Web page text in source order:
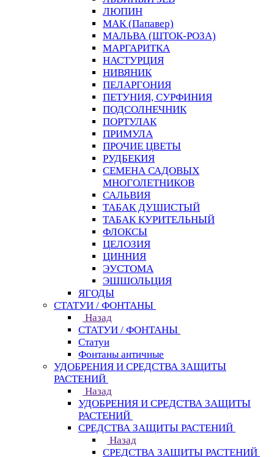
ЛЮПИН
МАК (Папавер)
МАЛЬВА (ШТОК-РОЗА)
МАРГАРИТКА
НАСТУРЦИЯ
НИВЯНИК
ПЕЛАРГОНИЯ
ПЕТУНИЯ, СУРФИНИЯ
ПОДСОЛНЕЧНИК
ПОРТУЛАК
ПРИМУЛА
ПРОЧИЕ ЦВЕТЫ
РУДБЕКИЯ
СЕМЕНА САДОВЫХ
МНОГОЛЕТНИКОВ
САЛЬВИЯ
ТАБАК ДУШИСТЫЙ
ТАБАК КУРИТЕЛЬНЫЙ
ФЛОКСЫ
ЦЕЛОЗИЯ
ЦИННИЯ
ЭУСТОМА
ЭШШОЛЬЦИЯ
ЯГОДЫ
СТАТУИ / ФОНТАНЫ
Назад
СТАТУИ / ФОНТАНЫ
Статуи
Фонтаны античные
УДОБРЕНИЯ И СРЕДСТВА ЗАЩИТЫ
РАСТЕНИЙ
Назад
УДОБРЕНИЯ И СРЕДСТВА ЗАЩИТЫ
РАСТЕНИЙ
СРЕДСТВА ЗАЩИТЫ РАСТЕНИЙ
Назад
СРЕДСТВА ЗАЩИТЫ РАСТЕНИЙ